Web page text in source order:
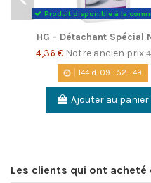
Produit disponible à la
HG - Détachant Spécial
4,36 € Notre ancien prix
144d. 09 : 52 : 48
Ajouter au panier
Les clients qui ont